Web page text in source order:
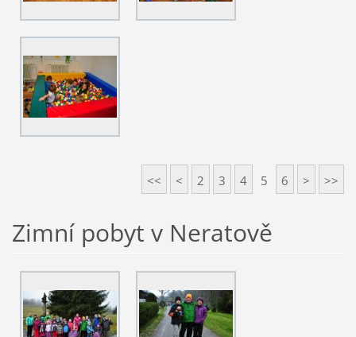
<< < 2 3 4 5 6 > >>
Zimní pobyt v Neratově